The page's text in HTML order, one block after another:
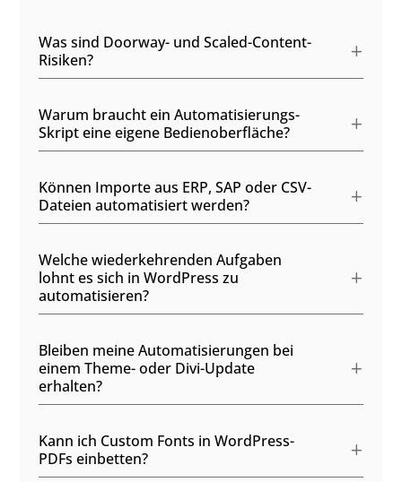
Was sind Doorway- und Scaled-Content-
Risiken?
Warum braucht ein Automatisierungs-
Skript eine eigene Bedienoberfläche?
Können Importe aus ERP, SAP oder CSV-
Dateien automatisiert werden?
Welche wiederkehrenden Aufgaben
lohnt es sich in WordPress zu
automatisieren?
Bleiben meine Automatisierungen bei
einem Theme- oder Divi-Update
erhalten?
Kann ich Custom Fonts in WordPress-
PDFs einbetten?